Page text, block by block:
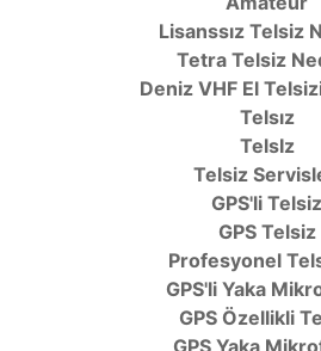
Lisanssız Telsiz
Tetra Telsiz
Deniz VHF El
Telsız
TelsIz
Telsiz
GPS'li Telsiz
GPS Telsiz
Profesyonel
GPS'li Yaka
GPS Özellikli
GPS Yaka